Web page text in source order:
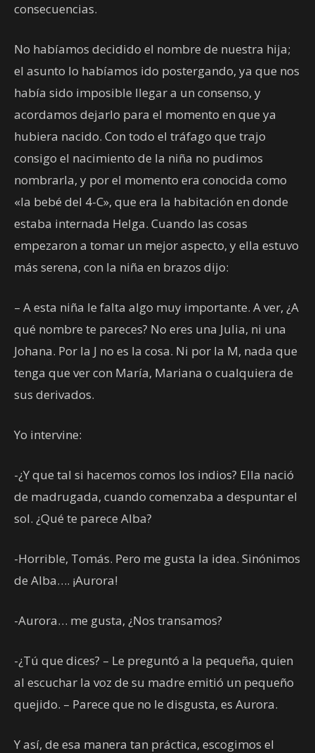
consecuencias.
No habíamos decidido el nombre de nuestra hija;
el asunto lo habíamos ido postergando, ya que nos
había sido imposible llegar a un consenso, y
acordamos dejarlo para el momento en que ya
hubiera nacido. Con todo el tráfago que trajo
consigo el nacimiento de la niña no pudimos
nombrarla, y por el momento era conocida como
«la bebé del 4-C», que era la habitación en donde
estaba internada Helga. Cuando las cosas
empezaron a tomar un mejor aspecto, y ella estuvo
más serena, con la niña en brazos dijo:
– A esta niña le falta algo muy importante. A ver, ¿A
qué nombre te pareces? No eres una Julia, ni una
Johana. Por la J no es la cosa. Ni por la M, nada que
tenga que ver con María, Mariana o cualquiera de
sus derivados.
Yo intervine:
-¿Y que tal si hacemos comos los indios? Ella nació
de madrugada, cuando comenzaba a despuntar el
sol. ¿Qué te parece Alba?
-Horrible, Tomás. Pero me gusta la idea. Sinónimos
de Alba…. ¡Aurora!
-Aurora… me gusta, ¿Nos transamos?
-¿Tú que dices? – Le preguntó a la pequeña, quien
al escuchar la voz de su madre emitió un pequeño
quejido. – Parece que no le disgusta, es Aurora.
Y así, de esa manera tan práctica, escogimos el